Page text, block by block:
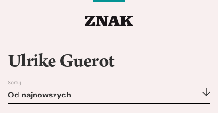
Ulrike Guerot
Sortuj
Od najnowszych